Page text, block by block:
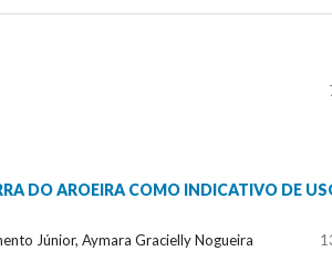
DO AROEIRA COMO INDICATIVO DE
Júnior, Aymara Gracielly Nogueira